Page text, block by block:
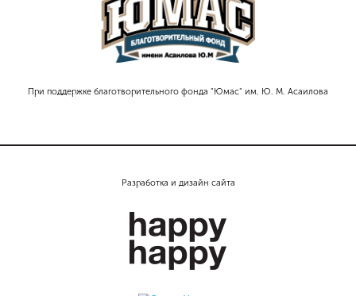
При поддержке благотворительного фонда "Юмас" им. Ю. М. Асаилова
Разработка и дизайн сайта